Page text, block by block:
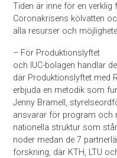
Tiden är inne för en
Coronakrisens kölvatten
alla resurser och
– För Produktionslyftet
och IUC-bolagen handlar
där Produktionslyftet med
erbjuda en metodik som
Jenny Bramell,
ansvarar för program och
nationella struktur som
noder medan de 7
forskning, där KTH, LTU